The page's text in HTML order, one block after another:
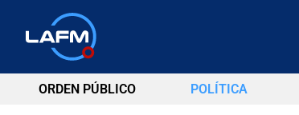
ORDEN PÚBLICO POLÍTICA